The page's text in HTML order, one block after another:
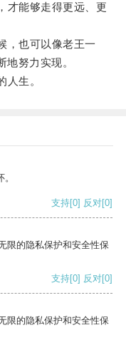
能够走得更远、更
也可以像老王一
努力实现。
生。
支持[0] 反对[0]
限的隐私保护和安全性保
支持[0] 反对[0]
限的隐私保护和安全性保